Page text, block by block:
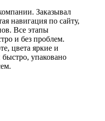
Заказывал
навигация по сайту,
Все этапы
и без проблем.
цвета яркие и
упаковано